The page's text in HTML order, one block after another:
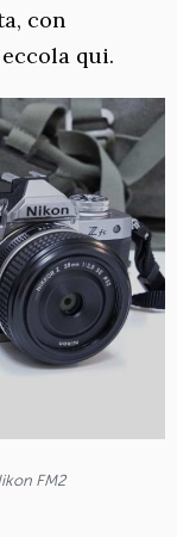
con
qui.
FM2